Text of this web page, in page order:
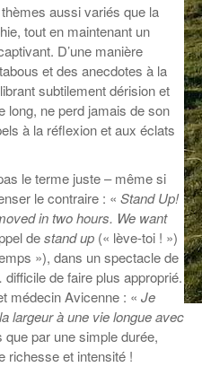
aussi variés que la
tout en maintenant un
D’une manière
et des anecdotes à la
subtilement dérision et
long, ne perd jamais de son
à la réflexion et aux éclats
le terme juste – même si
le contraire : « Stand Up!
in two hours. We want
destand up (« lève-toi ! »)
»), dans un spectacle de
de faire plus approprié.
médecin Avicenne : « Je
largeur à une vie longue avec
que par une simple durée,
richesse et intensité !